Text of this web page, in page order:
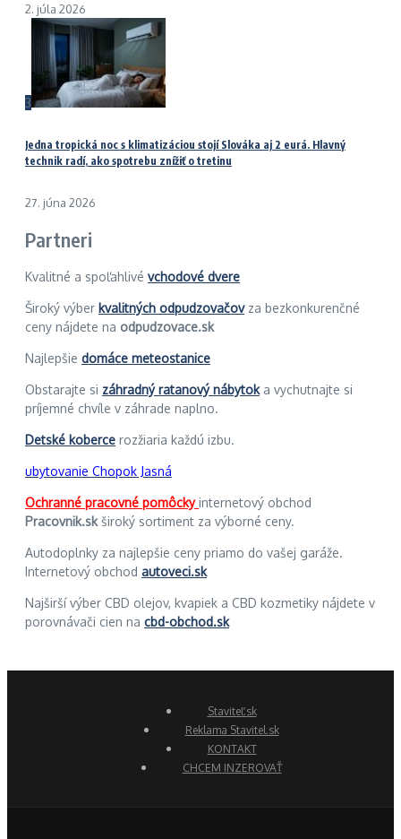
2. júla 2026
3
Jedna tropická noc s klimatizáciou stojí Slováka aj 2 eurá. Hlavný
technik radí, ako spotrebu znížiť o tretinu
27. júna 2026
Partneri
Kvalitné a spoľahlivé vchodové dvere
Široký výber kvalitných odpudzovačovza bezkonkurenčné
ceny nájdete na odpudzovace.sk
Najlepšie domáce meteostanice
Obstarajte si záhradný ratanový nábytoka vychutnajte si
príjemné chvíle v záhrade naplno.
Detské koberce rozžiaria každú izbu.
ubytovanie Chopok Jasná
Ochranné pracovné pomôckyinternetový obchod
Pracovnik.skširoký sortiment za výborné ceny.
Autodoplnky za najlepšie ceny priamo do vašej garáže.
Internetový obchod autoveci.sk
Najširší výber CBD olejov, kvapiek a CBD kozmetiky nájdete v
porovnávači cien na cbd-obchod.sk
Staviteľ.sk
Reklama Stavitel.sk
KONTAKT
CHCEM INZEROVAŤ